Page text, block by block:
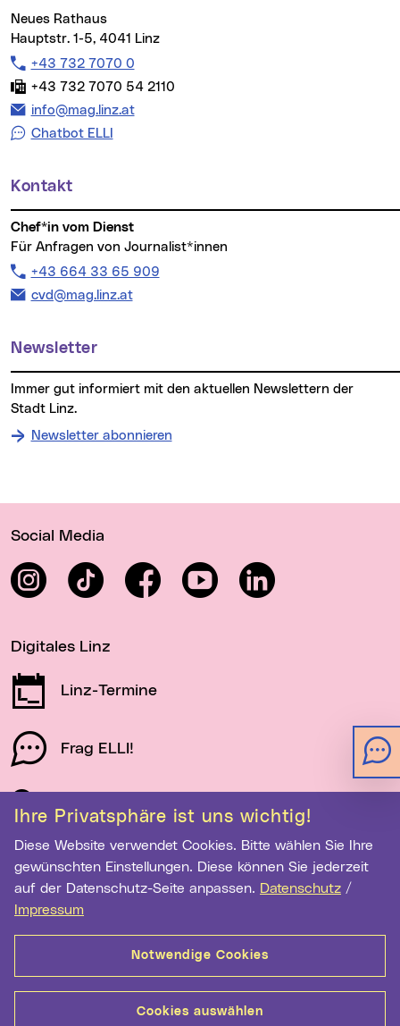
Ihre Privatsphäre ist uns wichtig!
Diese Website verwendet Cookies. Bitte wählen Sie Ihre
gewünschten Einstellungen. Diese können Sie jederzeit
auf der Datenschutz-Seite anpassen. Datenschutz /
Impressum
Notwendige Cookies
Cookies auswählen
Neues Rathaus
Hauptstr. 1-5, 4041 Linz
Telefon:
+43 732 7070 0
Fax:
+43 732 7070 54 2110
E-Mail Adresse:
info@mag.linz.at
Chatbot ELLI
Kontakt
Chef*in vom Dienst
Für Anfragen von Journalist*innen
Telefon:
+43 664 33 65 909
E-Mail Adresse:
cvd@mag.linz.at
Newsletter
Stadt Linz.
Newsletter abonnieren
Social Media
InstagramTikTok FacebookYouTube LinkedIn
Digitales Linz
Linz-Termine
Frag ELLI!
Schau auf Linz
Newsletter-Anmeldung
E-Mail-Adresse eingeben
Anmelden